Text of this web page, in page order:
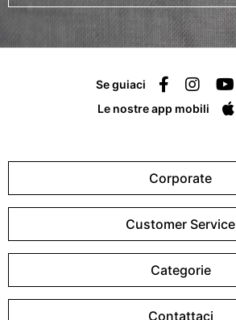
Se guiaci
Le nostre app mobili
Corporate
Customer Service
Categorie
Contattaci